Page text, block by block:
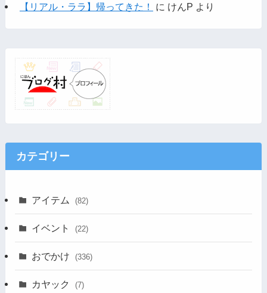
【リアル・ララ】帰ってきた！ に けんP より
カテゴリー
アイテム (82)
イベント (22)
おでかけ (336)
カヤック (7)